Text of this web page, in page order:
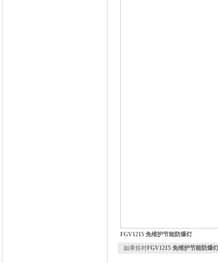
FGV1215 免维护节能防爆灯
如果你对FGV1215 免维护节能防爆